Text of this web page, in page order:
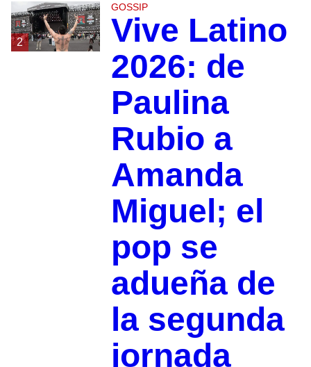
2
GOSSIP
Vive Latino
2026: de
Paulina
Rubio a
Amanda
Miguel; el
pop se
adueña de
la segunda
jornada